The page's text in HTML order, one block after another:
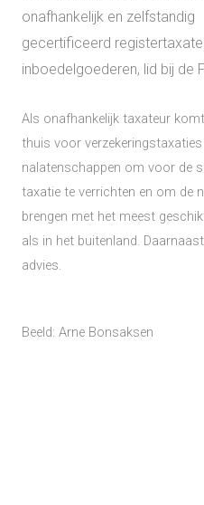
onafhankelijk en zelfstandig
gecertificeerd
inboedelgoederen, lid bij de
Als onafhankelijk taxateur
thuis voor
nalatenschappen om voor de
taxatie te verrichten en om de
brengen met het meest
als in het buitenland.
advies.
Beeld: Arne Bonsaksen